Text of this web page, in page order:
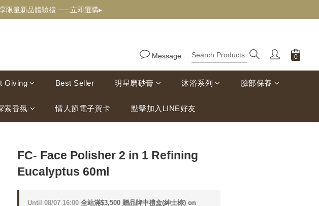
現折$100 ── 立即選購▸
限量新品體驗禮 ── 立即選購▸
旅時光 ── 立即探索▸
Message
Giving Best Seller 明星磨砂膏 沐浴系列 臉部保養
索香氛 情人節電子賀卡 點擊加入LINE好友
FC- Face Polisher 2 in 1 Refining
Eucalyptus 60ml
Until 08/07 16:00全站滿$3,500 贈品牌中禮盒(紳士棕) on